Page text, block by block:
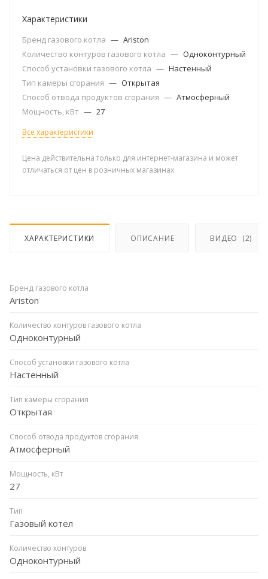
Характеристики
Бренд газового котла — Ariston
Количество контуров газового котла — Одноконтурный
Способ установки газового котла — Настенный
Тип камеры сгорания — Открытая
Способ отвода продуктов сгорания — Атмосферный
Мощность, кВт — 27
Все характеристики
Цена действительна только для интернет-магазина и может
отличаться от цен в розничных магазинах
ХАРАКТЕРИСТИКИ ОПИСАНИЕ ВИДЕО (2)
Бренд газового котла
Ariston
Количество контуров газового котла
Одноконтурный
Способ установки газового котла
Настенный
Тип камеры сгорания
Открытая
Способ отвода продуктов сгорания
Атмосферный
Мощность, кВт
27
Тип
Газовый котел
Количество контуров
Одноконтурный